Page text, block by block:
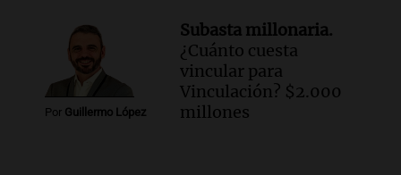
Audio. Murió Jorge Messi
Una mañana para todos
Episodios
Audio.Mateo, a los 25 años, lucha
Por Guillermo López
Subasta millonaria.
¿Cuánto cuesta
vincular para
Vinculación? $2.000
millones